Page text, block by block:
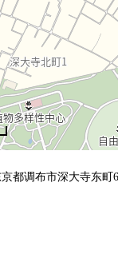
家的"出售"交给安心
京都调布市深大寺东町